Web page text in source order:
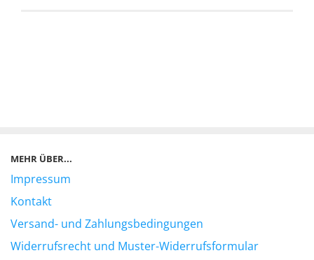
MEHR ÜBER...
Impressum
Kontakt
Versand- und Zahlungsbedingungen
Widerrufsrecht und Muster-Widerrufsformular